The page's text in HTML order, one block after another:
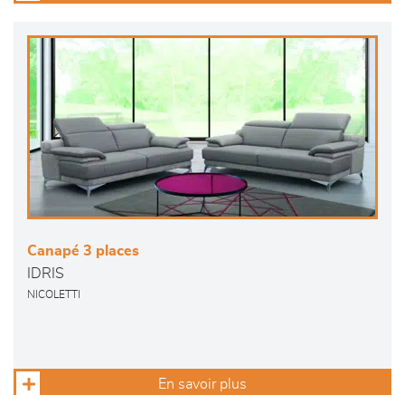
Canapé 3 places
IDRIS
NICOLETTI
En savoir plus